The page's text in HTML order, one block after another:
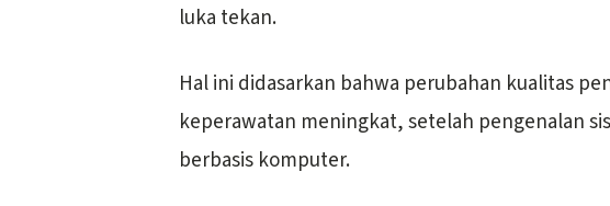
luka tekan.
Hal ini didasarkan bahwa perubahan kualitas
keperawatan meningkat, setelah pengenalan
berbasis komputer.